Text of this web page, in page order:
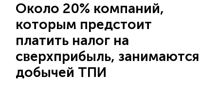
Около 20% компаний,
которым предстоит
платить налог на
сверхприбыль, занимаются
добычей ТПИ